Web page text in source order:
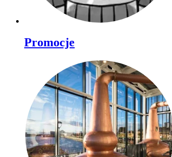
Promocje